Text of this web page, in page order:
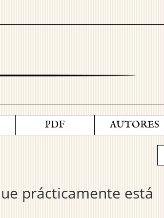
PDF AUTORES
prácticamente está